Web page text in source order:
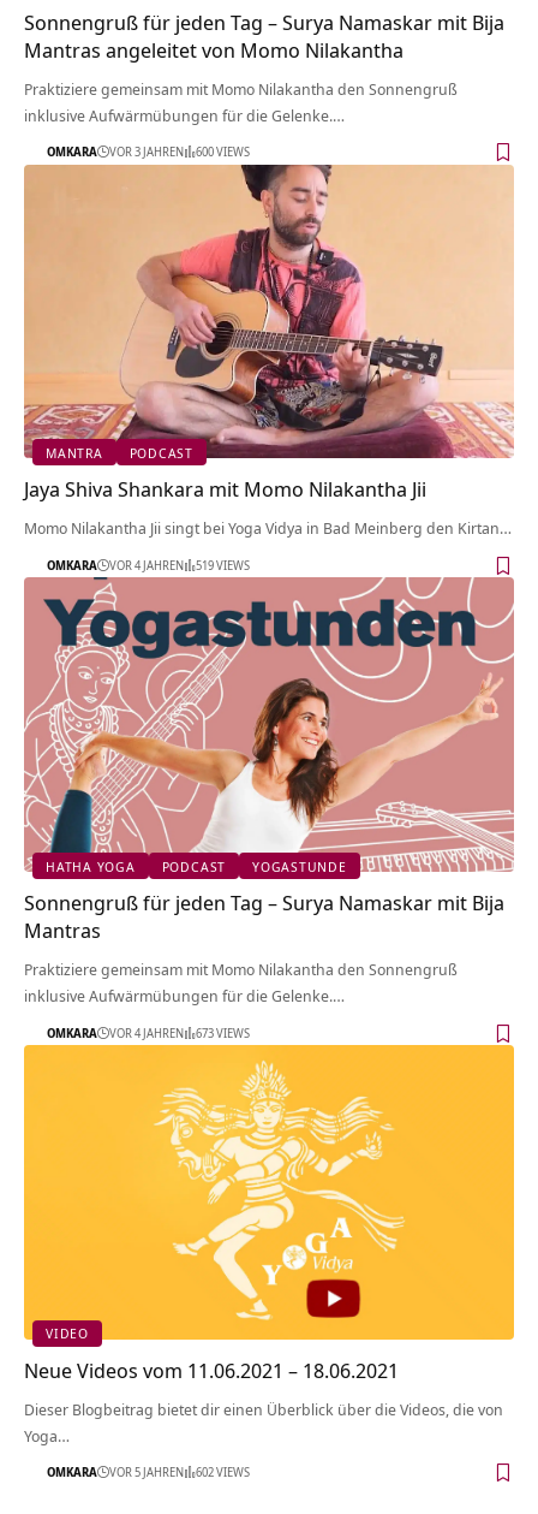
Sonnengruß für jeden Tag – Surya Namaskar mit Bija
Mantras angeleitet von Momo Nilakantha
Praktiziere gemeinsam mit Momo Nilakantha den Sonnengruß
inklusive Aufwärmübungen für die Gelenke.…
OMKARA VOR 3 JAHREN 600 VIEWS
MANTRA PODCAST
Jaya Shiva Shankara mit Momo Nilakantha Jii
Momo Nilakantha Jii singt bei Yoga Vidya in Bad Meinberg den Kirtan…
OMKARA VOR 4 JAHREN 519 VIEWS
HATHA YOGA PODCAST YOGASTUNDE
Sonnengruß für jeden Tag – Surya Namaskar mit Bija
Mantras
Praktiziere gemeinsam mit Momo Nilakantha den Sonnengruß
inklusive Aufwärmübungen für die Gelenke.…
OMKARA VOR 4 JAHREN 673 VIEWS
VIDEO
Neue Videos vom 11.06.2021 – 18.06.2021
Dieser Blogbeitrag bietet dir einen Überblick über die Videos, die von
Yoga…
OMKARA VOR 5 JAHREN 602 VIEWS